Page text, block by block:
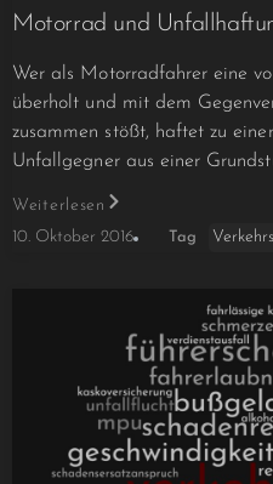
Motorrad und
Wer als Motorradfahrer eine
überholt und mit dem
zusammen stößt, haftet zu
Unfallgegner aus einer
Weiterlesen
10. Oktober 2016
Tag